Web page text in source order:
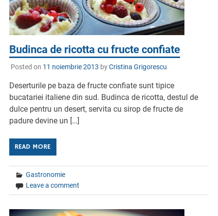
Budinca de ricotta cu fructe confiate
Posted on 11 noiembrie 2013 byCristina Grigorescu
Deserturile pe baza de fructe confiate sunt tipice
bucatariei italiene din sud. Budinca de ricotta, destul de
dulce pentru un desert, servita cu sirop de fructe de
padure devine un […]
READ MORE
Gastronomie
Leave a comment